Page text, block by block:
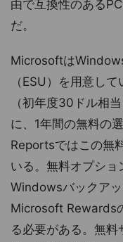
由で互換性のある
だ。
Microsoftは
（ESU）を用意し
（初年度30ドル相
に、1年間の無料の
Reportsではこの無
いる。無料オプシ
Windowsバックアッ
Microsoft Rewards
る必要がある。無